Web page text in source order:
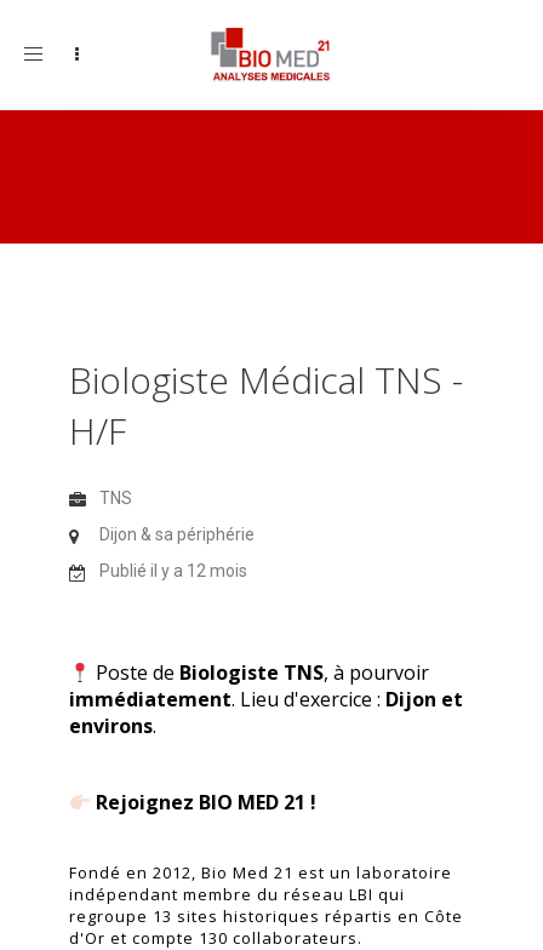
Toggle
Biologiste Médical TNS -
H/F
TNS
Dijon & sa périphérie
Publié il y a 12 mois
Poste de Biologiste TNS, à pourvoir
immédiatement. Lieu d'exercice : Dijon et
environs.
Rejoignez BIO MED 21 !
Fondé en 2012, Bio Med 21 est un laboratoire
indépendant membre du réseau LBI qui
regroupe 13 sites historiques répartis en Côte
d'Or et compte 130 collaborateurs.